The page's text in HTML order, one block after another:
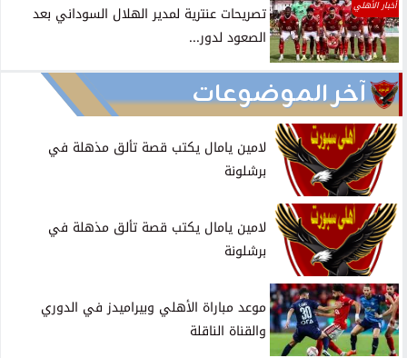
أخبار الأهلي
تصريحات عنترية لمدير الهلال السوداني بعد
الصعود لدور...
آخر الموضوعات
لامين يامال يكتب قصة تألق مذهلة في
برشلونة
لامين يامال يكتب قصة تألق مذهلة في
برشلونة
موعد مباراة الأهلي وبيراميدز في الدوري
والقناة الناقلة